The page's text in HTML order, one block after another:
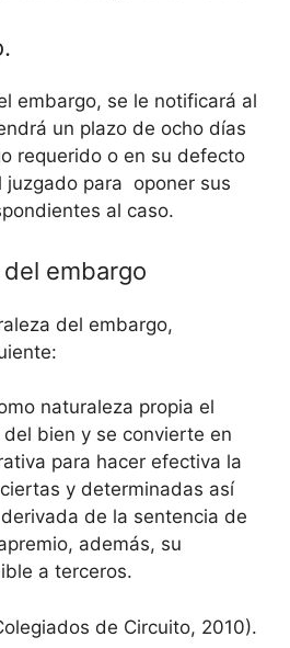
embargo, se le notificará al
un plazo de ocho días
requerido o en su defecto
juzgado para oponer sus
al caso.
embargo
del embargo,
naturaleza propia el
bien y se convierte en
para hacer efectiva la
y determinadas así
de la sentencia de
además, su
a terceros.
de Circuito, 2010).